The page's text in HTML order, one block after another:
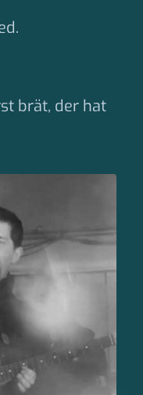
brät, der hat